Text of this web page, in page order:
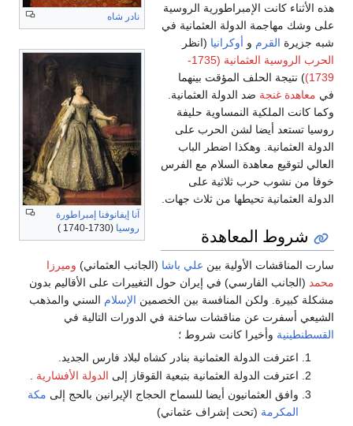
نادر شاه
آنا إيفانوفنا إمبراطورة
روسيا (1730-1740 )
هذه الأثناء كانت الإمبراطورية الروسية
على وشك مهاجمة الدولة العثمانية في
شبه جزيرة القرم و أوكرانيا (انظر
الحرب الروسية العثمانية (1735-
1739) ) نتيجة الحلف المؤقت بينهما
في معاهدة غنجة ضد الدولة العثمانية.
وكما كانت الملكية النمساوية حليفة
روسيا تستعد أيضا لشن الحرب على
الدولة العثمانية. وهكذا اضطر الباب
العالي لتوقيع معاهدة السلام مع الفرس
خوفا من نشوب حرب ثلاثية على
الدولة العثمانية تحيطها من ثلاث جهات.
شروط المعاهدة
سارت المناقشات الأولية بين علي باشا (الجانب العثماني) وميرزا
محمد (الجانب الفارسي) في إيران حول التغييرات على الأقاليم بدون
مشكلة كبيرة. ولكن المنافسة بين الخصمين الإسلام السني والمذهب
الشيعي أسفرت عن مناقشات ساخنة في الدورات التالية في
القسطنطينية وأخيرا كانت شروط ؛
اعترفت الدولة العثمانية بنادر كشاه لبلاد فارس الجديد.
اعترفت الدولة العثمانية بتبعية القوقاز إلى الدولة الأفشارية .
وافق العثمانيون أيضا للسماح الحجاج الإيرانين بالحج إلى مكة
المكرمة (تحت إشراف عثماني)